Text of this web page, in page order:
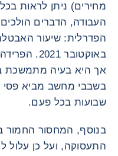
מחירים) ניתן לראות
העבודה, הדברים
הפדרלית: שיעור
באוקטובר
אך היא בעיה מתמשכת
בשבבי מחשב מביא פסי
שבועות בכל פעם.
בנוסף, המחסור החמור
התעסוקה, ועל כן עלול